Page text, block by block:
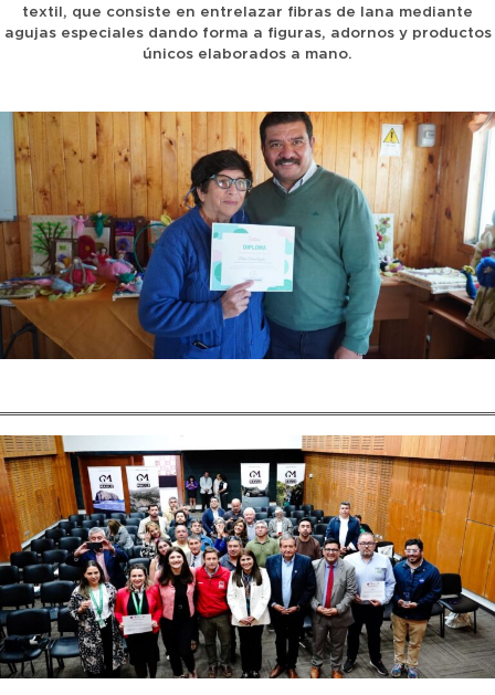
textil, que consiste en entrelazar fibras de lana mediante
agujas especiales dando forma a figuras, adornos y productos
únicos elaborados a mano.